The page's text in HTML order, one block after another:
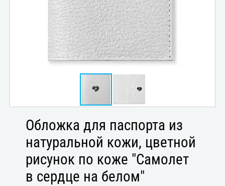
Обложка для паспорта из
натуральной кожи, цветной
рисунок по коже "Самолет
в сердце на белом"